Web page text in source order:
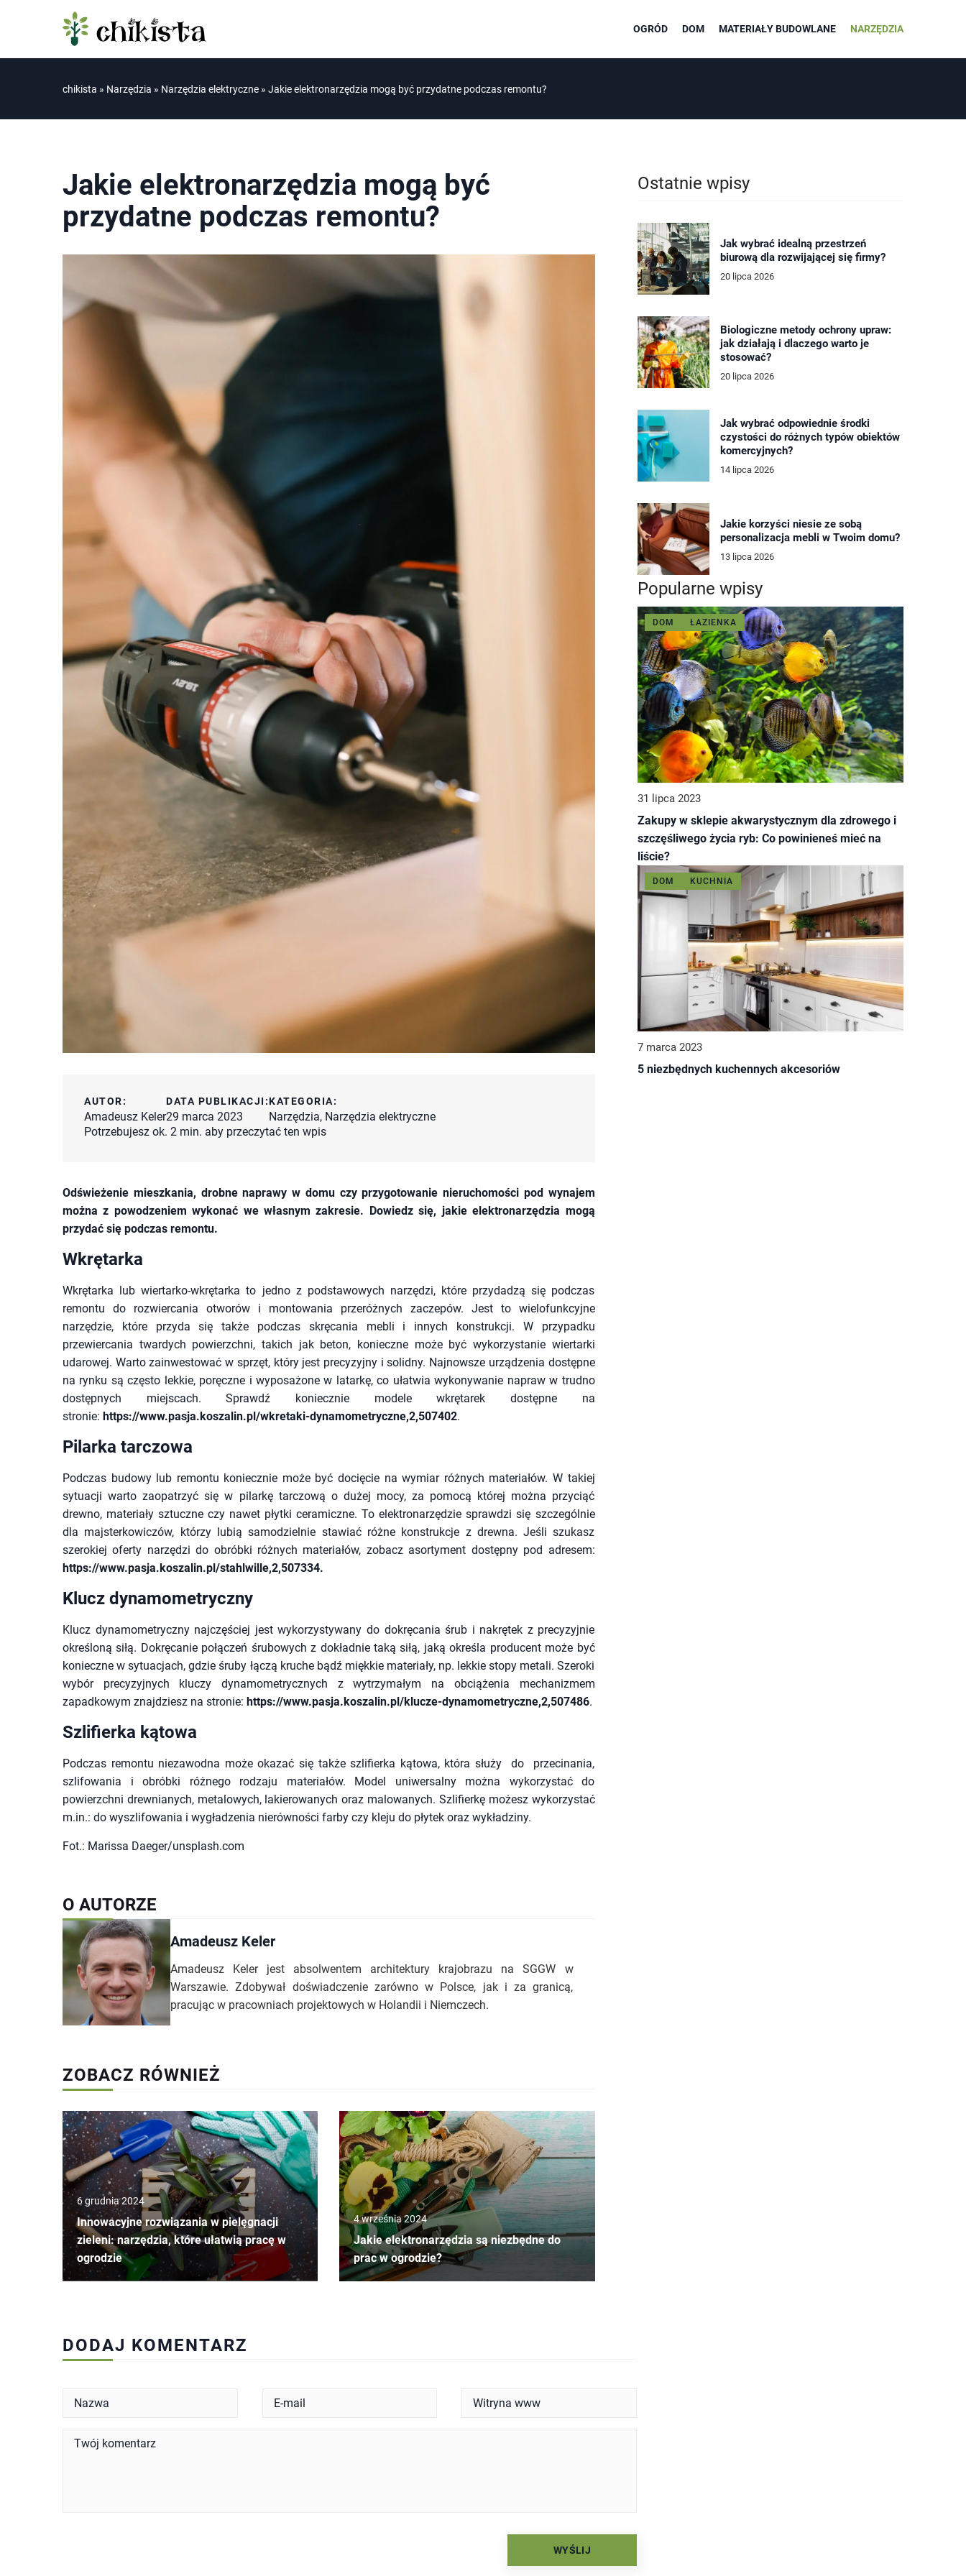
OGRÓD DOM MATERIAŁY BUDOWLANE NARZĘDZIA
chikista » Narzędzia » Narzędzia elektryczne » Jakie elektronarzędzia mogą być przydatne podczas remontu?
Jakie elektronarzędzia mogą być
przydatne podczas remontu?
AUTOR:
Amadeusz Keler
DATA PUBLIKACJI:
29 marca 2023
KATEGORIA:
Narzędzia, Narzędzia elektryczne
Potrzebujesz ok. 2 min. aby przeczytać ten wpis
Odświeżenie mieszkania, drobne naprawy w domu czy przygotowanie nieruchomości pod wynajem
można z powodzeniem wykonać we własnym zakresie. Dowiedz się, jakie elektronarzędzia mogą
przydać się podczas remontu.
Wkrętarka
Wkrętarka lub wiertarko-wkrętarka to jedno z podstawowych narzędzi, które przydadzą się podczas
remontu do rozwiercania otworów i montowania przeróżnych zaczepów. Jest to wielofunkcyjne
narzędzie, które przyda się także podczas skręcania mebli i innych konstrukcji. W przypadku
przewiercania twardych powierzchni, takich jak beton, konieczne może być wykorzystanie wiertarki
udarowej. Warto zainwestować w sprzęt, który jest precyzyjny i solidny. Najnowsze urządzenia dostępne
na rynku są często lekkie, poręczne i wyposażone w latarkę, co ułatwia wykonywanie napraw w trudno
dostępnych miejscach. Sprawdź koniecznie modele wkrętarek dostępne na
stronie: https://www.pasja.koszalin.pl/wkretaki-dynamometryczne,2,507402.
Pilarka tarczowa
Podczas budowy lub remontu koniecznie może być docięcie na wymiar różnych materiałów. W takiej
sytuacji warto zaopatrzyć się w pilarkę tarczową o dużej mocy, za pomocą której można przyciąć
drewno, materiały sztuczne czy nawet płytki ceramiczne. To elektronarzędzie sprawdzi się szczególnie
dla majsterkowiczów, którzy lubią samodzielnie stawiać różne konstrukcje z drewna. Jeśli szukasz
szerokiej oferty narzędzi do obróbki różnych materiałów, zobacz asortyment dostępny pod adresem:
https://www.pasja.koszalin.pl/stahlwille,2,507334.
Klucz dynamometryczny
Klucz dynamometryczny najczęściej jest wykorzystywany do dokręcania śrub i nakrętek z precyzyjnie
określoną siłą. Dokręcanie połączeń śrubowych z dokładnie taką siłą, jaką określa producent może być
konieczne w sytuacjach, gdzie śruby łączą kruche bądź miękkie materiały, np. lekkie stopy metali. Szeroki
wybór precyzyjnych kluczy dynamometrycznych z wytrzymałym na obciążenia mechanizmem
zapadkowym znajdziesz na stronie: https://www.pasja.koszalin.pl/klucze-dynamometryczne,2,507486.
Szlifierka kątowa
Podczas remontu niezawodna może okazać się także szlifierka kątowa, która służy do przecinania,
szlifowania i obróbki różnego rodzaju materiałów. Model uniwersalny można wykorzystać do
powierzchni drewnianych, metalowych, lakierowanych oraz malowanych. Szlifierkę możesz wykorzystać
m.in.: do wyszlifowania i wygładzenia nierówności farby czy kleju do płytek oraz wykładziny.
Fot.: Marissa Daeger/unsplash.com
O AUTORZE
Amadeusz Keler
Amadeusz Keler jest absolwentem architektury krajobrazu na SGGW w
Warszawie. Zdobywał doświadczenie zarówno w Polsce, jak i za granicą,
pracując w pracowniach projektowych w Holandii i Niemczech.
ZOBACZ RÓWNIEŻ
6 grudnia 2024
Innowacyjne rozwiązania w pielęgnacji
zieleni: narzędzia, które ułatwią pracę w
ogrodzie
4 września 2024
Jakie elektronarzędzia są niezbędne do
prac w ogrodzie?
Ostatnie wpisy
Jak wybrać idealną przestrzeń
biurową dla rozwijającej się firmy?
20 lipca 2026
Biologiczne metody ochrony upraw:
jak działają i dlaczego warto je
stosować?
20 lipca 2026
Jak wybrać odpowiednie środki
czystości do różnych typów obiektów
komercyjnych?
14 lipca 2026
Jakie korzyści niesie ze sobą
personalizacja mebli w Twoim domu?
13 lipca 2026
Popularne wpisy
DOM ŁAZIENKA
31 lipca 2023
Zakupy w sklepie akwarystycznym dla zdrowego i
szczęśliwego życia ryb: Co powinieneś mieć na
liście?
DOM KUCHNIA
7 marca 2023
5 niezbędnych kuchennych akcesoriów
DODAJ KOMENTARZ